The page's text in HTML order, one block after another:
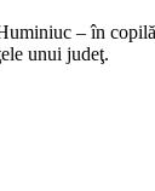
– în
unui judeţ.